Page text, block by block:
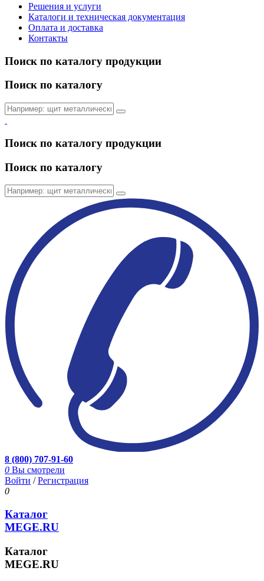
Решения и услуги
Каталоги и техническая документация
Оплата и доставка
Контакты
Поиск по каталогу продукции
Поиск по каталогу
Поиск по каталогу продукции
Поиск по каталогу
8 (800) 707-91-60
0 Вы смотрели
Войти /Регистрация
0
Каталог
MEGE.RU
Каталог
MEGE.RU